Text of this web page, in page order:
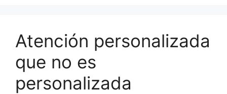
Atención personalizada
que no es
personalizada